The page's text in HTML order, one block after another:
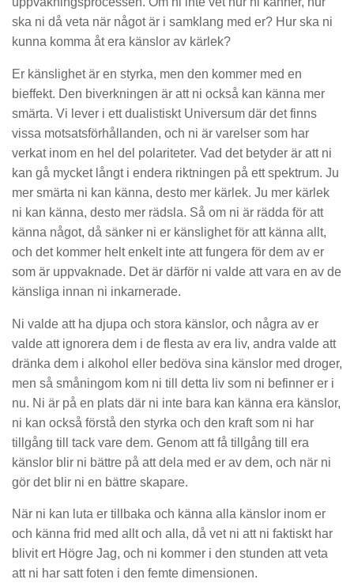
ska ni då veta när något är i samklang med er? Hur ska ni
kunna komma åt era känslor av kärlek?
Er känslighet är en styrka, men den kommer med en
bieffekt. Den biverkningen är att ni också kan känna mer
smärta. Vi lever i ett dualistiskt Universum där det finns
vissa motsatsförhållanden, och ni är varelser som har
verkat inom en hel del polariteter. Vad det betyder är att ni
kan gå mycket långt i endera riktningen på ett spektrum. Ju
mer smärta ni kan känna, desto mer kärlek. Ju mer kärlek
ni kan känna, desto mer rädsla. Så om ni är rädda för att
känna något, då sänker ni er känslighet för att känna allt,
och det kommer helt enkelt inte att fungera för dem av er
som är uppvaknade. Det är därför ni valde att vara en av de
känsliga innan ni inkarnerade.
Ni valde att ha djupa och stora känslor, och några av er
valde att ignorera dem i de flesta av era liv, andra valde att
dränka dem i alkohol eller bedöva sina känslor med droger,
men så småningom kom ni till detta liv som ni befinner er i
nu. Ni är på en plats där ni inte bara kan känna era känslor,
ni kan också förstå den styrka och den kraft som ni har
tillgång till tack vare dem. Genom att få tillgång till era
känslor blir ni bättre på att dela med er av dem, och när ni
gör det blir ni en bättre skapare.
När ni kan luta er tillbaka och känna alla känslor inom er
och känna frid med allt och alla, då vet ni att ni faktiskt har
blivit ert Högre Jag, och ni kommer i den stunden att veta
att ni har satt foten i den femte dimensionen.